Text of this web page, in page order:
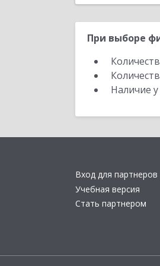
При выборе
Наличие
Вход для партнеров
Учебная версия
Стать партнером